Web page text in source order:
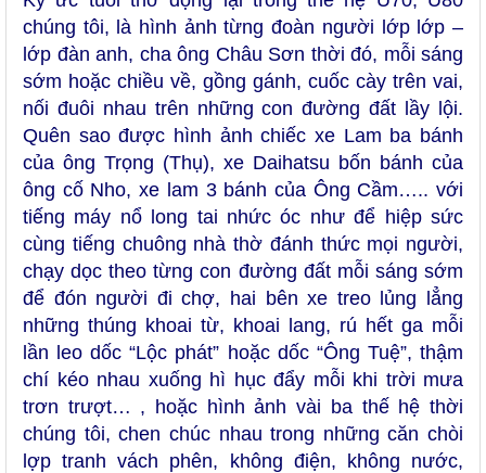
chúng tôi, là hình ảnh từng đoàn người lớp lớp –
lớp đàn anh, cha ông Châu Sơn thời đó, mỗi sáng
sớm hoặc chiều về, gồng gánh, cuốc cày trên vai,
nối đuôi nhau trên những con đường đất lầy lội.
Quên sao được hình ảnh chiếc xe Lam ba bánh
của ông Trọng (Thụ), xe Daihatsu bốn bánh của
ông cố Nho, xe lam 3 bánh của Ông Cầm….. với
tiếng máy nổ long tai nhức óc như để hiệp sức
cùng tiếng chuông nhà thờ đánh thức mọi người,
chạy dọc theo từng con đường đất mỗi sáng sớm
để đón người đi chợ, hai bên xe treo lủng lẳng
những thúng khoai từ, khoai lang, rú hết ga mỗi
lần leo dốc “Lộc phát” hoặc dốc “Ông Tuệ”, thậm
chí kéo nhau xuống hì hục đẩy mỗi khi trời mưa
trơn trượt… , hoặc hình ảnh vài ba thế hệ thời
chúng tôi, chen chúc nhau trong những căn chòi
lợp tranh vách phên, không điện, không nước,